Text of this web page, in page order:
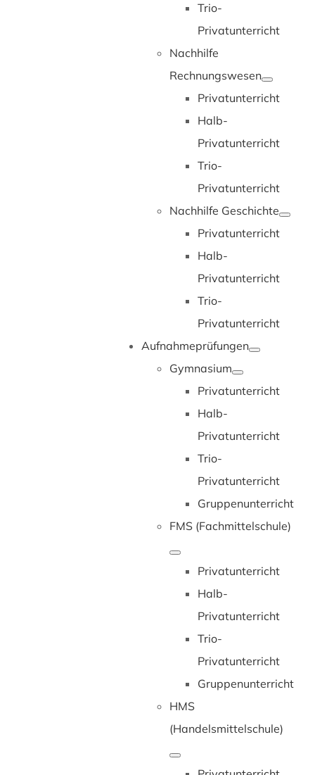
Trio-
Privatunterricht
Nachhilfe
Rechnungswesen
Privatunterricht
Halb-
Privatunterricht
Trio-
Privatunterricht
Nachhilfe Geschichte
Privatunterricht
Halb-
Privatunterricht
Trio-
Privatunterricht
Aufnahmeprüfungen
Gymnasium
Privatunterricht
Halb-
Privatunterricht
Trio-
Privatunterricht
Gruppenunterricht
FMS (Fachmittelschule)
Privatunterricht
Halb-
Privatunterricht
Trio-
Privatunterricht
Gruppenunterricht
HMS
(Handelsmittelschule)